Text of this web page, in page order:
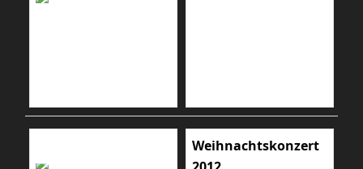
Weihnachtskonzert